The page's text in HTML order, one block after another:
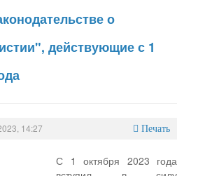
о
действующие с 1
14:27 Печать
С 1 октября 2023 года